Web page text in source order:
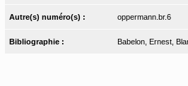
Autre(s) numéro(s) : oppermann.br.6
Bibliographie : Babelon, Ernest,